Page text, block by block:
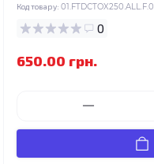
Код товару: 01.FTDCTOX250.ALL.F.0
0
650.00 грн.